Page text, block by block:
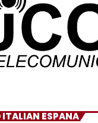
ITALIAN ESPANA